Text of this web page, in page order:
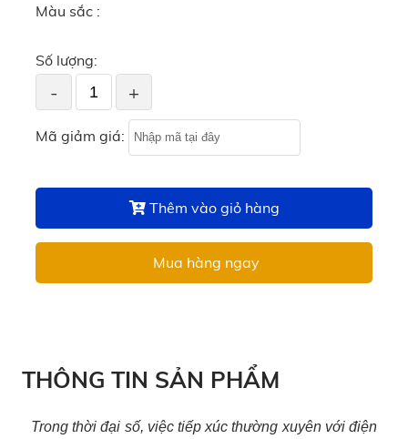
Màu sắc :
Số lượng:
- +
Mã giảm giá:
Thêm vào giỏ hàng
Mua hàng ngay
THÔNG TIN SẢN PHẨM
Trong thời đại số, việc tiếp xúc thường xuyên với điện